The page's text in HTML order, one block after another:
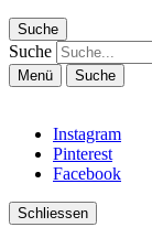
Suche
Suche
Menü Suche
Instagram
Pinterest
Facebook
Schliessen